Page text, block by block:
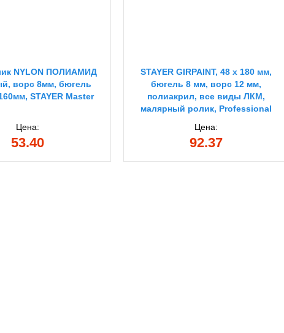
NYLON ПОЛИАМИД
ворс 8мм, бюгель
STAYER Master
Цена:
53.40
STAYER GIRPAINT, 48 х 180 мм,
бюгель 8 мм, ворс 12 мм,
полиакрил, все виды ЛКМ,
малярный ролик, Professional
Цена:
92.37